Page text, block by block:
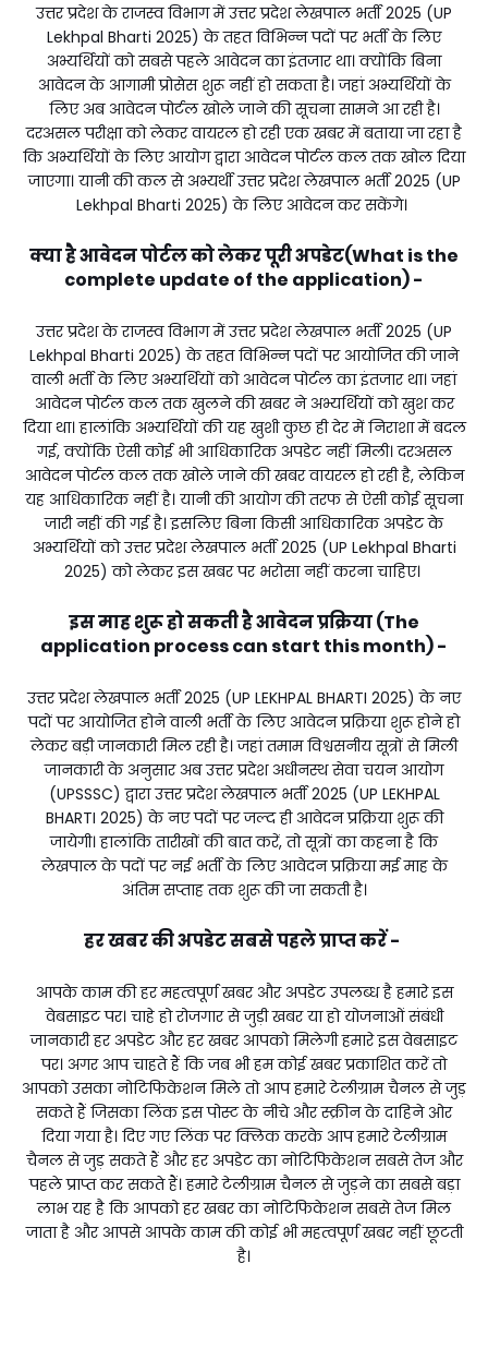
उत्तर प्रदेश के राजस्व विभाग में उत्तर प्रदेश लेखपाल भर्ती 2025 (UP
Lekhpal Bharti 2025) के तहत विभिन्न पदों पर भर्ती के लिए
अभ्यर्थियों को सबसे पहले आवेदन का इंतजार था। क्योंकि बिना
आवेदन के आगामी प्रोसेस शुरू नहीं हो सकता है। जहां अभ्यर्थियों के
लिए अब आवेदन पोर्टल खोले जाने की सूचना सामने आ रही है।
दरअसल परीक्षा को लेकर वायरल हो रही एक खबर में बताया जा रहा है
कि अभ्यर्थियों के लिए आयोग द्वारा आवेदन पोर्टल कल तक खोल दिया
जाएगा। यानी की कल से अभ्यर्थी उत्तर प्रदेश लेखपाल भर्ती 2025 (UP
Lekhpal Bharti 2025) के लिए आवेदन कर सकेंगे।
क्या है आवेदन पोर्टल को लेकर पूरी अपडेट(What is the
complete update of the application) -
उत्तर प्रदेश के राजस्व विभाग में उत्तर प्रदेश लेखपाल भर्ती 2025 (UP
Lekhpal Bharti 2025) के तहत विभिन्न पदों पर आयोजित की जाने
वाली भर्ती के लिए अभ्यर्थियों को आवेदन पोर्टल का इंतजार था। जहां
आवेदन पोर्टल कल तक खुलने की खबर ने अभ्यर्थियों को खुश कर
दिया था। हालांकि अभ्यर्थियों की यह खुशी कुछ ही देर में निराशा में बदल
गई, क्योंकि ऐसी कोई भी आधिकारिक अपडेट नहीं मिली। दरअसल
आवेदन पोर्टल कल तक खोले जाने की खबर वायरल हो रही है, लेकिन
यह आधिकारिक नहीं है। यानी की आयोग की तरफ से ऐसी कोई सूचना
जारी नहीं की गई है। इसलिए बिना किसी आधिकारिक अपडेट के
अभ्यर्थियों को उत्तर प्रदेश लेखपाल भर्ती 2025 (UP Lekhpal Bharti
2025) को लेकर इस खबर पर भरोसा नहीं करना चाहिए।
इस माह शुरू हो सकती है आवेदन प्रक्रिया (The
application process can start this month) -
उत्तर प्रदेश लेखपाल भर्ती 2025 (UP LEKHPAL BHARTI 2025) के नए
पदों पर आयोजित होने वाली भर्ती के लिए आवेदन प्रक्रिया शुरू होने हो
लेकर बड़ी जानकारी मिल रही है। जहां तमाम विश्वसनीय सूत्रों से मिली
जानकारी के अनुसार अब उत्तर प्रदेश अधीनस्थ सेवा चयन आयोग
(UPSSSC) द्वारा उत्तर प्रदेश लेखपाल भर्ती 2025 (UP LEKHPAL
BHARTI 2025) के नए पदों पर जल्द ही आवेदन प्रक्रिया शुरू की
जायेगी। हालांकि तारीखों की बात करें, तो सूत्रों का कहना है कि
लेखपाल के पदों पर नई भर्ती के लिए आवेदन प्रक्रिया मई माह के
अंतिम सप्ताह तक शुरू की जा सकती है।
हर खबर की अपडेट सबसे पहले प्राप्त करें -
आपके काम की हर महत्वपूर्ण खबर और अपडेट उपलब्ध है हमारे इस
वेबसाइट पर। चाहे हो रोजगार से जुड़ी खबर या हो योजनाओं संबंधी
जानकारी हर अपडेट और हर खबर आपको मिलेगी हमारे इस वेबसाइट
पर। अगर आप चाहते हैं कि जब भी हम कोई खबर प्रकाशित करें तो
आपको उसका नोटिफिकेशन मिले तो आप हमारे टेलीग्राम चैनल से जुड़
सकते हैं जिसका लिंक इस पोस्ट के नीचे और स्क्रीन के दाहिने ओर
दिया गया है। दिए गए लिंक पर क्लिक करके आप हमारे टेलीग्राम
चैनल से जुड़ सकते हैं और हर अपडेट का नोटिफिकेशन सबसे तेज और
पहले प्राप्त कर सकते हैं। हमारे टेलीग्राम चैनल से जुड़ने का सबसे बड़ा
लाभ यह है कि आपको हर खबर का नोटिफिकेशन सबसे तेज मिल
जाता है और आपसे आपके काम की कोई भी महत्वपूर्ण खबर नहीं छूटती
है।